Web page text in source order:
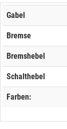
Gabel
Bremse
Bremshebel
Schalthebel
Farben: